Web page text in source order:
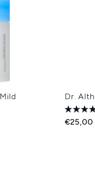
Dr.
€25,00